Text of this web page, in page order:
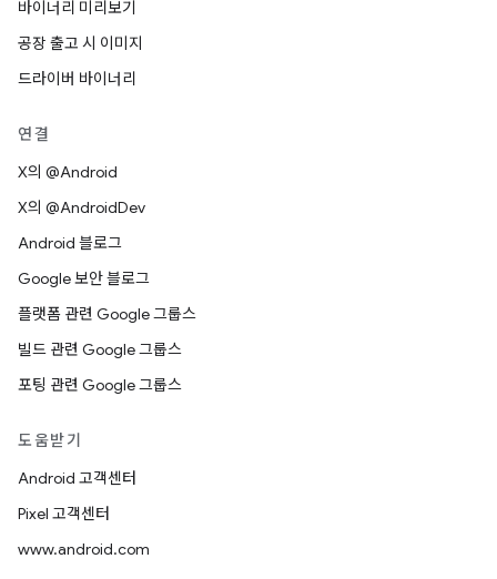
바이너리 미리보기
공장 출고 시 이미지
드라이버 바이너리
연결
X의 @Android
X의 @AndroidDev
Android 블로그
Google 보안 블로그
플랫폼 관련 Google 그룹스
빌드 관련 Google 그룹스
포팅 관련 Google 그룹스
도움받기
Android 고객센터
Pixel 고객센터
www.android.com